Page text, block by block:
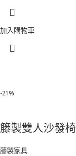
加入購物車
-21%
籐製雙人沙發椅
藤製家具